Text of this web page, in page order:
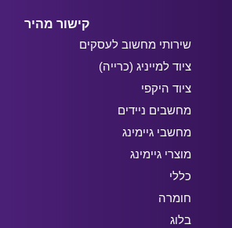
קישור מהיר
שירותי מחשוב לעסקים
ציוד למייניג (כרייה)
ציוד היקפי
מחשבים ניידים
מחשבי גיימינג
מוצרי גיימינג
כללי
חומרה
בלוג